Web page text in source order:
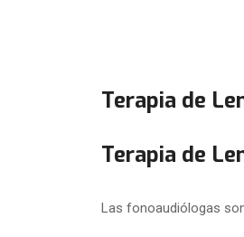
Terapia de
Terapia de
Las fonoaudiólogas